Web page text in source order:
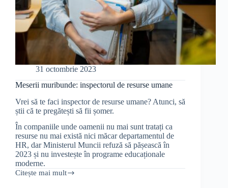
31 octombrie 2023
Meserii muribunde: inspectorul de resurse umane
Vrei să te faci inspector de resurse umane? Atunci, să
știi că te pregătești să fii șomer.
În companiile unde oamenii nu mai sunt tratați ca
resurse nu mai există nici măcar departamentul de
HR, dar Ministerul Muncii refuză să pășească în
2023 și nu investește în programe educaționale
moderne.
Citește mai mult
Meserii